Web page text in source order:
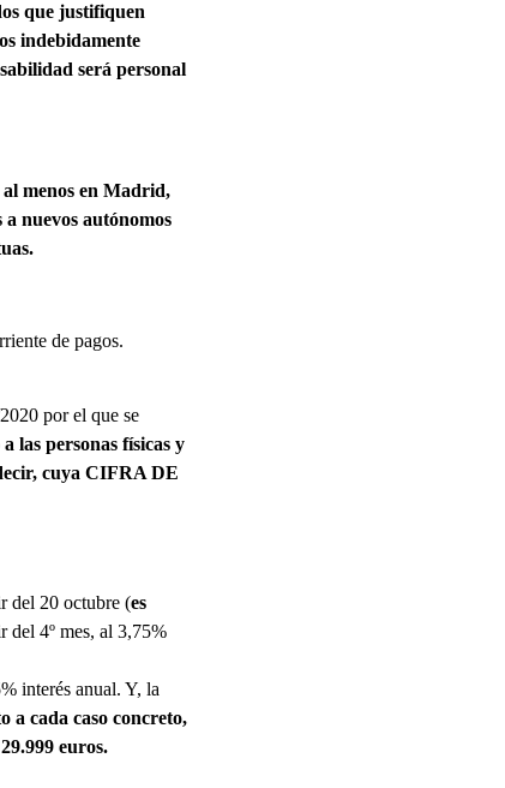
que justifiquen
indebidamente
será personal
al menos en Madrid,
nuevos autónomos
de pagos.
por el que se
las personas físicas y
cuya CIFRA DE
del 20 octubre (es
del 4º mes, al 3,75%
interés anual. Y, la
a cada caso concreto,
euros.